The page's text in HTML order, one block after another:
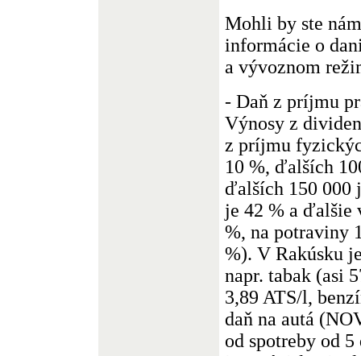
Mohli by ste
informácie o
a vývoznom
- Daň z príjmu
Výnosy z
z príjmu
10 %, ďalších
ďalších 150 000
je 42 % a ďalšie
%, na potraviny
%). V Rakúsku
napr. tabak (asi
3,89 ATS/l,
daň na autá
od spotreby od